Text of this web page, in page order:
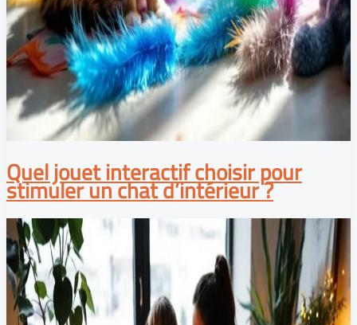
Quel jouet interactif choisir pour
stimuler un chat d’intérieur ?